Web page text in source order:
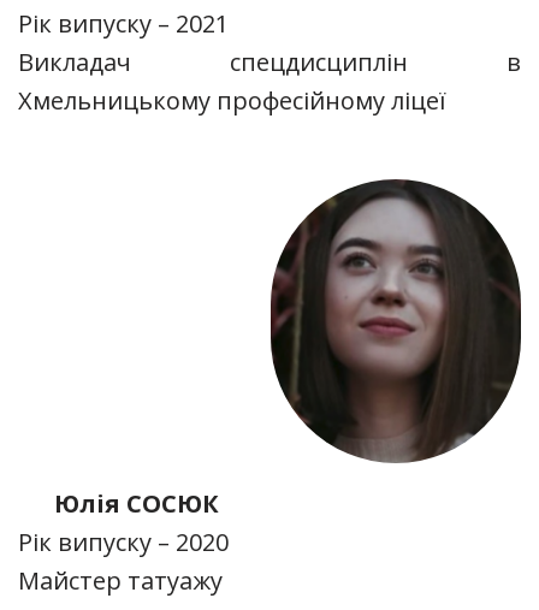
Рік випуску – 2021
Викладач спецдисциплін в
Хмельницькому професійному ліцеї
Юлія СОСЮК
Рік випуску – 2020
Майстер татуажу